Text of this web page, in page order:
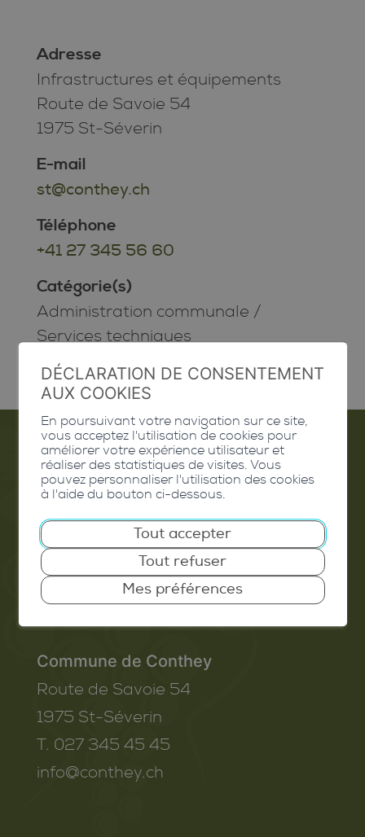
Adresse
Infrastructures et équipements
Route de Savoie 54
1975 St-Séverin
E-mail
st@conthey.ch
Téléphone
+41 27 345 56 60
Catégorie(s)
Administration communale /
Services techniques
Emploi
Extranet
Valais Excellence
Commune de Conthey
Route de Savoie 54
1975 St-Séverin
T. 027 345 45 45
info@conthey.ch
DÉCLARATION DE CONSENTEMENT
AUX COOKIES
En poursuivant votre navigation sur ce site,
vous acceptez l'utilisation de cookies pour
améliorer votre expérience utilisateur et
réaliser des statistiques de visites. Vous
pouvez personnaliser l'utilisation des cookies
à l'aide du bouton ci-dessous.
Tout accepter
Tout refuser
Mes préférences